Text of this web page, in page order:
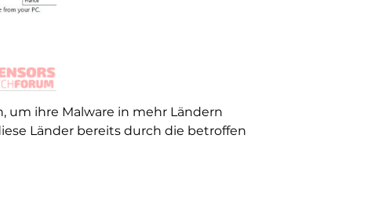
um ihre Malware in mehr Ländern
Länder bereits durch die betroffen